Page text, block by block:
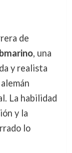
de
, una
y realista
La habilidad
y la
lo